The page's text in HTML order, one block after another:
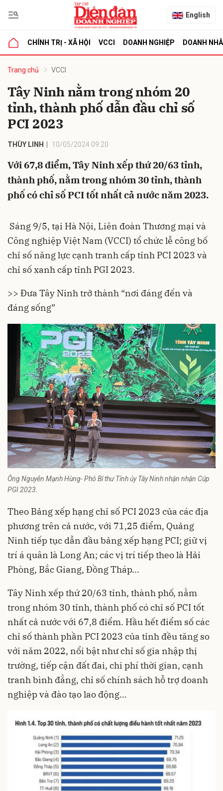
English
CHÍNH TRỊ - XÃ HỘI VCCI DOANH NGHIỆP DOANH
Trang chủ VCCI
Tây Ninh nằm trong nhóm 20
tỉnh, thành phố dẫn đầu chỉ số
PCI 2023
THÙY LINH 10/05/2024 09:20
Với 67,8 điểm, Tây Ninh xếp thứ 20/63 tỉnh,
thành phố, nằm trong nhóm 30 tỉnh, thành
phố có chỉ số PCI tốt nhất cả nước năm 2023.
Sáng 9/5, tại Hà Nội, Liên đoàn Thương mại và
Công nghiệp Việt Nam (VCCI) tổ chức lễ công bố
chỉ số năng lực cạnh tranh cấp tỉnh PCI 2023 và
chỉ số xanh cấp tỉnh PGI 2023.
>> Đưa Tây Ninh trở thành “nơi đáng đến và
đáng sống”
Ông Nguyễn Mạnh Hùng- Phó Bí thư Tỉnh ủy Tây Ninh nhận nhận Cúp
PGI 2023.
Theo Bảng xếp hạng chỉ số PCI 2023 của các địa
phương trên cả nước, với 71,25 điểm, Quảng
Ninh tiếp tục dẫn đầu bảng xếp hạng PCI; giữ vị
trí á quân là Long An; các vị trí tiếp theo là Hải
Phòng, Bắc Giang, Đồng Tháp...
Tây Ninhxếp thứ 20/63 tỉnh, thành phố, nằm
trong nhóm 30 tỉnh, thành phố có chỉ số PCI tốt
nhất cả nước với 67,8 điểm. Hầu hết điểm số các
chỉ số thành phần PCI 2023 của tỉnh đều tăng so
với năm 2022, nổi bật như chỉ số gia nhập thị
trường, tiếp cận đất đai, chi phí thời gian, cạnh
tranh bình đẳng, chỉ số chính sách hỗ trợ doanh
nghiệp và đào tạo lao động…
luận
Hủy